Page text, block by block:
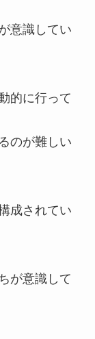
意識してい
的に行って
のが難しい
成されてい
が意識して